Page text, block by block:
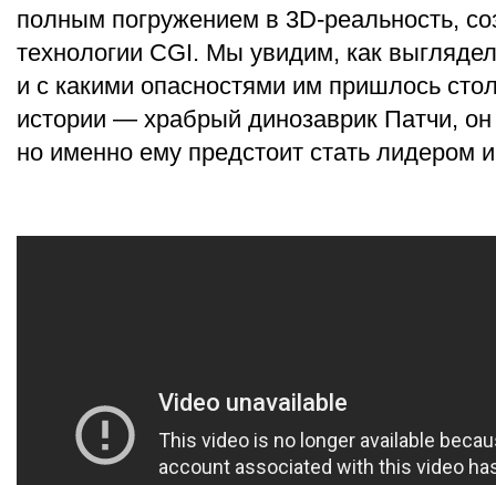
полным погружением в 3D-реальность,
технологии CGI. Мы увидим, как
и с какими опасностями им пришлось
истории — храбрый динозаврик Патчи,
но именно ему предстоит стать лидером